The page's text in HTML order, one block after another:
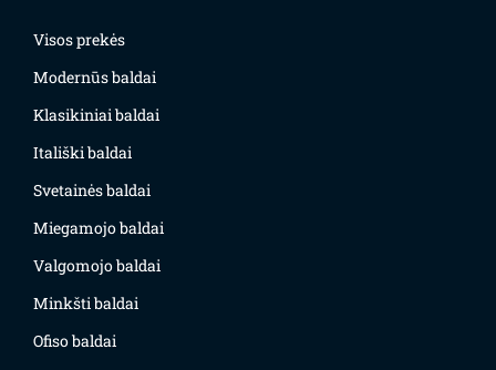
Visos prekės
Modernūs baldai
Klasikiniai baldai
Itališki baldai
Svetainės baldai
Miegamojo baldai
Valgomojo baldai
Minkšti baldai
Ofiso baldai